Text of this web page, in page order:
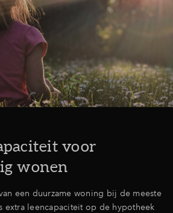
voor
wonen
een duurzame woning bij de meeste
extra leencapaciteit op de hypotheek